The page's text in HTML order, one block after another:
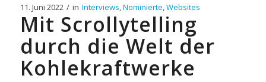
11. Juni 2022 / in Interviews,Nominierte,Websites
Mit Scrollytelling
durch die Welt der
Kohlekraftwerke